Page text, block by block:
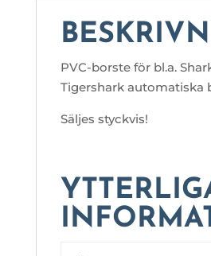
PVC-borste för bl.a.
Tigershark automatiska
Säljes styckvis!